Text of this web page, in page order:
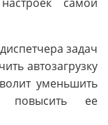
задач
автозагрузку
уменьшить
повысить ее